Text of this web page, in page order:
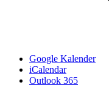
Google Kalender
iCalendar
Outlook 365